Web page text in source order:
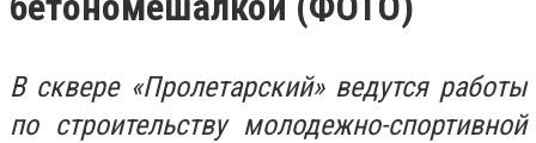
В сквере «Пролетарский» ведутся работы
по строительству молодежно-спортивной